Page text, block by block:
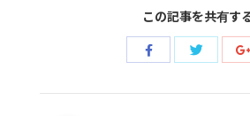
この記事を共有す
Share
Share